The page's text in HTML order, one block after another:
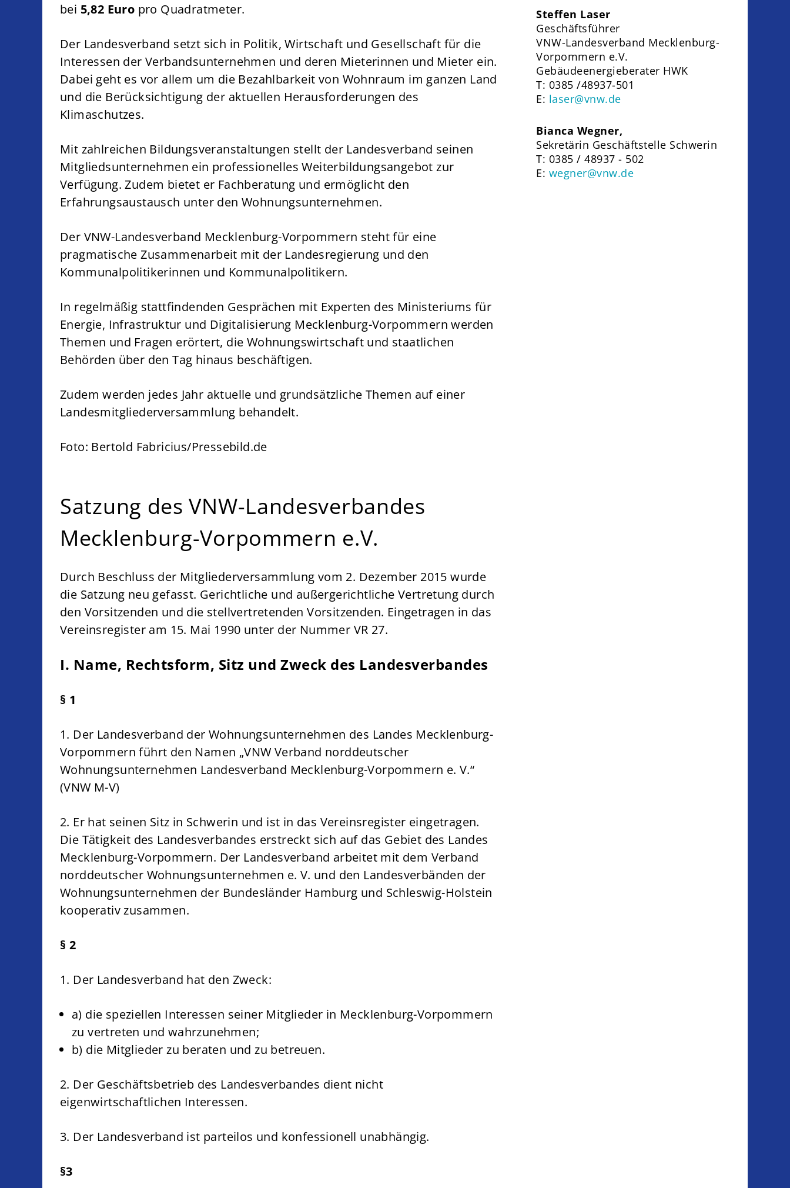
bei 5,82 Euro pro Quadratmeter.
Der Landesverband setzt sich in Politik, Wirtschaft und Gesellschaft für die
Interessen der Verbandsunternehmen und deren Mieterinnen und Mieter ein.
Dabei geht es vor allem um die Bezahlbarkeit von Wohnraum im ganzen Land
und die Berücksichtigung der aktuellen Herausforderungen des
Klimaschutzes.
Mit zahlreichen Bildungsveranstaltungen stellt der Landesverband seinen
Mitgliedsunternehmen ein professionelles Weiterbildungsangebot zur
Verfügung. Zudem bietet er Fachberatung und ermöglicht den
Erfahrungsaustausch unter den Wohnungsunternehmen.
Der VNW-Landesverband Mecklenburg-Vorpommern steht für eine
pragmatische Zusammenarbeit mit der Landesregierung und den
Kommunalpolitikerinnen und Kommunalpolitikern.
In regelmäßig stattfindenden Gesprächen mit Experten des Ministeriums für
Energie, Infrastruktur und Digitalisierung Mecklenburg-Vorpommern werden
Themen und Fragen erörtert, die Wohnungswirtschaft und staatlichen
Behörden über den Tag hinaus beschäftigen.
Zudem werden jedes Jahr aktuelle und grundsätzliche Themen auf einer
Landesmitgliederversammlung behandelt.
Foto: Bertold Fabricius/Pressebild.de
Satzung des VNW-Landesverbandes
Mecklenburg-Vorpommern e.V.
Durch Beschluss der Mitgliederversammlung vom 2. Dezember 2015 wurde
die Satzung neu gefasst. Gerichtliche und außergerichtliche Vertretung durch
den Vorsitzenden und die stellvertretenden Vorsitzenden. Eingetragen in das
Vereinsregister am 15. Mai 1990 unter der Nummer VR 27.
I. Name, Rechtsform, Sitz und Zweck des Landesverbandes
§ 1
1. Der Landesverband der Wohnungsunternehmen des Landes Mecklenburg-
Vorpommern führt den Namen „VNW Verband norddeutscher
Wohnungsunternehmen Landesverband Mecklenburg-Vorpommern e. V.“
(VNW M-V)
2. Er hat seinen Sitz in Schwerin und ist in das Vereinsregister eingetragen.
Die Tätigkeit des Landesverbandes erstreckt sich auf das Gebiet des Landes
Mecklenburg-Vorpommern. Der Landesverband arbeitet mit dem Verband
norddeutscher Wohnungsunternehmen e. V. und den Landesverbänden der
Wohnungsunternehmen der Bundesländer Hamburg und Schleswig-Holstein
kooperativ zusammen.
§ 2
1. Der Landesverband hat den Zweck:
a) die speziellen Interessen seiner Mitglieder in Mecklenburg-Vorpommern
zu vertreten und wahrzunehmen;
b) die Mitglieder zu beraten und zu betreuen.
2. Der Geschäftsbetrieb des Landesverbandes dient nicht
eigenwirtschaftlichen Interessen.
3. Der Landesverband ist parteilos und konfessionell unabhängig.
§3
Steffen Laser
Geschäftsführer
VNW-Landesverband Mecklenburg-
Vorpommern e.V.
Gebäudeenergieberater HWK
T: 0385 /48937-501
E: laser@vnw.de
Bianca Wegner,
Sekretärin Geschäftstelle Schwerin
T: 0385 / 48937 - 502
E: wegner@vnw.de